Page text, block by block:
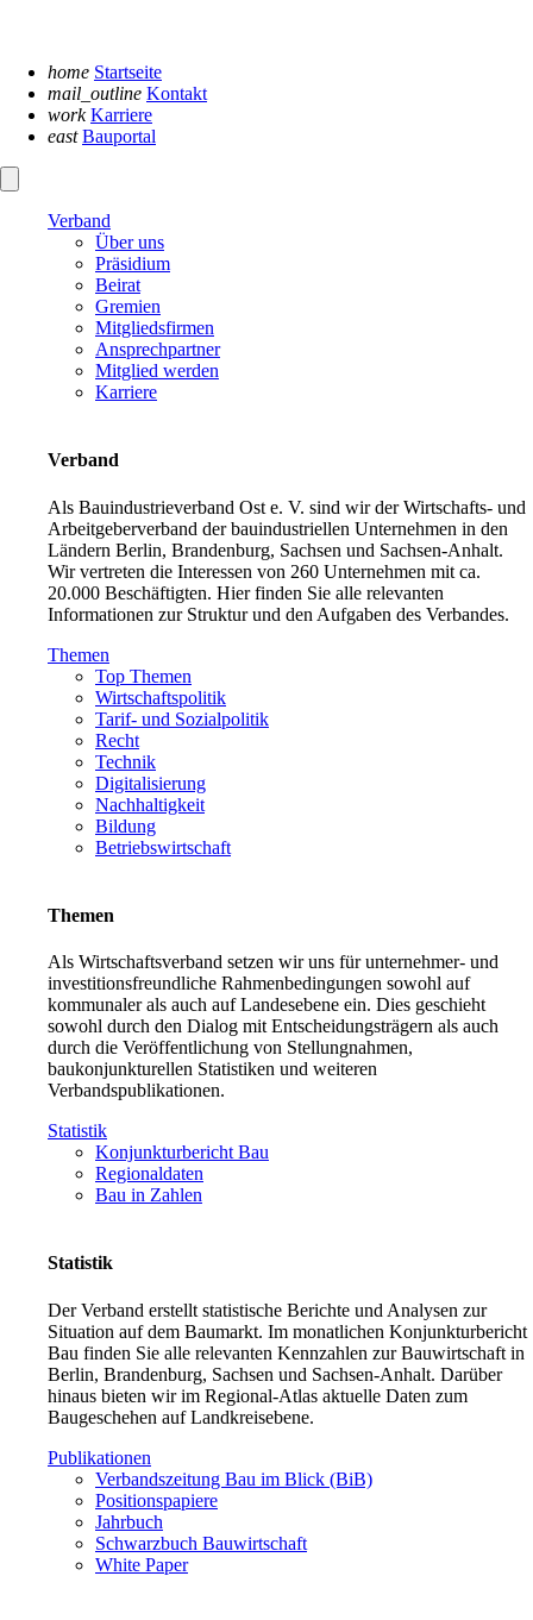
home Startseite
mail_outline Kontakt
work Karriere
east Bauportal
Verband
Über uns
Präsidium
Beirat
Gremien
Mitgliedsfirmen
Ansprechpartner
Mitglied werden
Karriere
Verband
Als Bauindustrieverband Ost e. V. sind wir der Wirtschafts- und
Arbeitgeberverband der bauindustriellen Unternehmen in den
Ländern Berlin, Brandenburg, Sachsen und Sachsen-Anhalt.
Wir vertreten die Interessen von 260 Unternehmen mit ca.
20.000 Beschäftigten. Hier finden Sie alle relevanten
Informationen zur Struktur und den Aufgaben des Verbandes.
Themen
Top Themen
Wirtschaftspolitik
Tarif- und Sozialpolitik
Recht
Technik
Digitalisierung
Nachhaltigkeit
Bildung
Betriebswirtschaft
Themen
Als Wirtschaftsverband setzen wir uns für unternehmer- und
investitionsfreundliche Rahmenbedingungen sowohl auf
kommunaler als auch auf Landesebene ein. Dies geschieht
sowohl durch den Dialog mit Entscheidungsträgern als auch
durch die Veröffentlichung von Stellungnahmen,
baukonjunkturellen Statistiken und weiteren
Verbandspublikationen.
Statistik
Konjunkturbericht Bau
Regionaldaten
Bau in Zahlen
Statistik
Der Verband erstellt statistische Berichte und Analysen zur
Situation auf dem Baumarkt. Im monatlichen Konjunkturbericht
Bau finden Sie alle relevanten Kennzahlen zur Bauwirtschaft in
Berlin, Brandenburg, Sachsen und Sachsen-Anhalt. Darüber
hinaus bieten wir im Regional-Atlas aktuelle Daten zum
Baugeschehen auf Landkreisebene.
Publikationen
Verbandszeitung Bau im Blick (BiB)
Positionspapiere
Jahrbuch
Schwarzbuch Bauwirtschaft
White Paper